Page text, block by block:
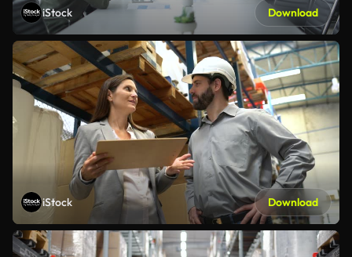
iStock Download
iStock Download